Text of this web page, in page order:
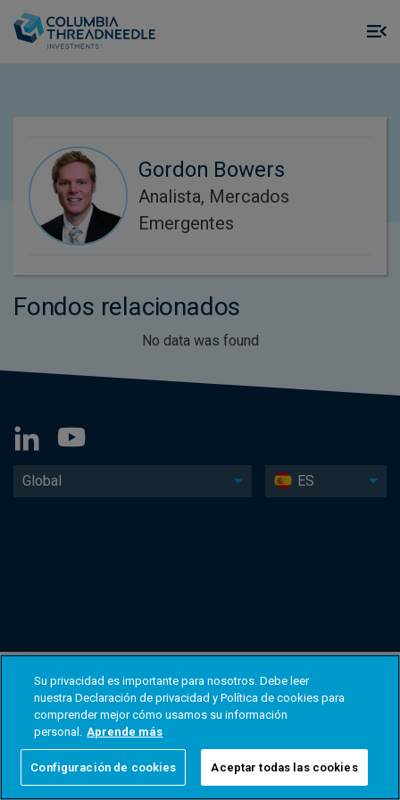
Gordon Bowers
Analista, Mercados
Emergentes
Fondos relacionados
No data was found
Global ES
Su privacidad es importante para nosotros. Debe leer
nuestra Declaración de privacidad y Política de cookies para
comprender mejor cómo usamos su información
personal. Aprende más
Configuración de cookies Aceptar todas las cookies